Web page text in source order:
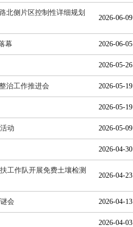
北侧片区控制性详细规划
2026-06-09
幕 2026-06-05
2026-05-26
治工作推进会 2026-05-19
2026-05-19
动 2026-05-09
2026-04-30
工作队开展免费土壤检测
2026-04-23
会 2026-04-13
2026-04-03